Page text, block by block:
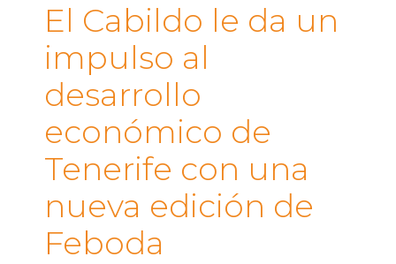
El Cabildo le da un
impulso al
desarrollo
económico de
Tenerife con una
nueva edición de
Feboda